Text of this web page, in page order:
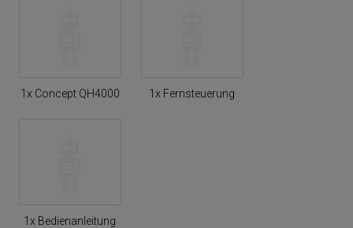
1x Concept QH4000 1x Fernsteuerung
1x Bedienanleitung